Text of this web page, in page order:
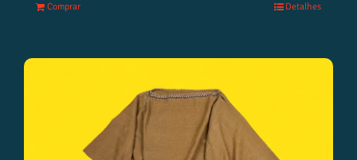
Comprar Detalhes